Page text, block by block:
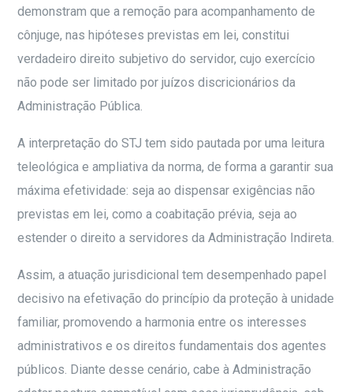
demonstram que a remoção para acompanhamento de
cônjuge, nas hipóteses previstas em lei, constitui
verdadeiro direito subjetivo do servidor, cujo exercício
não pode ser limitado por juízos discricionários da
Administração Pública.
A interpretação do STJ tem sido pautada por uma leitura
teleológica e ampliativa da norma, de forma a garantir sua
máxima efetividade: seja ao dispensar exigências não
previstas em lei, como a coabitação prévia, seja ao
estender o direito a servidores da Administração Indireta.
Assim, a atuação jurisdicional tem desempenhado papel
decisivo na efetivação do princípio da proteção à unidade
familiar, promovendo a harmonia entre os interesses
administrativos e os direitos fundamentais dos agentes
públicos. Diante desse cenário, cabe à Administração